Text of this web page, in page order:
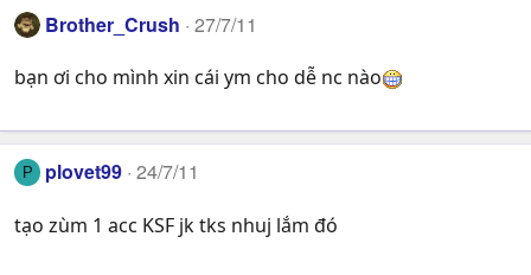
Brother_Crush 27/7/11
bạn ơi cho mình xin cái ym cho dễ nc nào
P plovet99 24/7/11
tạo zùm 1 acc KSF jk tks nhuj lắm đó